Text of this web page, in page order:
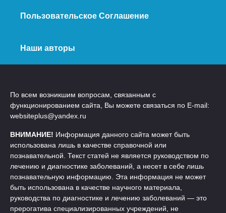
Пользовательское Соглашение
Наши авторы
По всем возникшим вопросам, связанным с
функционированием сайта, Вы можете связаться по E-mail:
websiteplus@yandex.ru
ВНИМАНИЕ! Информация данного сайта может быть
использована лишь в качестве справочной или
познавательной. Текст статей не является руководством по
лечению и диагностике заболеваний, а несет в себе лишь
познавательную информацию. Эта информация не может
быть использована в качестве научного материала,
руководства по диагностике и лечению заболеваний — это
прерогатива специализированных учреждений, не